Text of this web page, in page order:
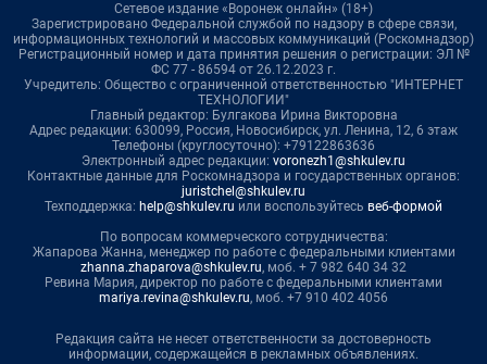
Сетевое издание «Воронеж онлайн» (18+)
Зарегистрировано Федеральной службой по надзору в сфере связи,
информационных технологий и массовых коммуникаций (Роскомнадзор)
Регистрационный номер и дата принятия решения о регистрации: ЭЛ №
ФС 77 - 86594 от 26.12.2023 г.
Учредитель: Общество с ограниченной ответственностью "ИНТЕРНЕТ
ТЕХНОЛОГИИ"
Главный редактор: Булгакова Ирина Викторовна
Адрес редакции: 630099, Россия, Новосибирск, ул. Ленина, 12, 6 этаж
Телефоны (круглосуточно): +79122863636
Электронный адрес редакции: voronezh1@shkulev.ru
Контактные данные для Роскомнадзора и государственных органов:
juristchel@shkulev.ru
Техподдержка: help@shkulev.ru или воспользуйтесь веб-формой
По вопросам коммерческого сотрудничества:
Жапарова Жанна, менеджер по работе с федеральными клиентами
zhanna.zhaparova@shkulev.ru, моб. + 7 982 640 34 32
Ревина Мария, директор по работе с федеральными клиентами
mariya.revina@shkulev.ru, моб. +7 910 402 4056
Редакция сайта не несет ответственности за достоверность
информации, содержащейся в рекламных объявлениях.